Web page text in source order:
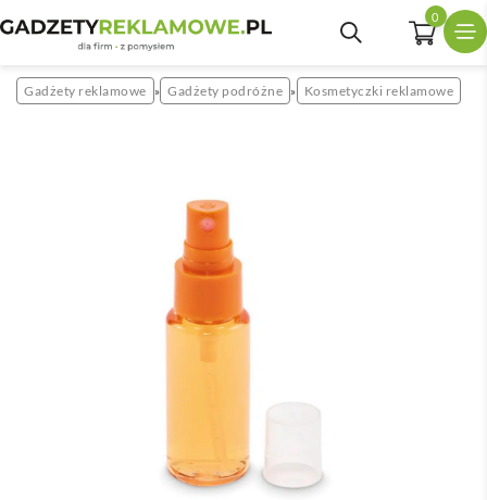
0
Gadżety reklamowe » Gadżety podróżne » Kosmetyczki reklamowe